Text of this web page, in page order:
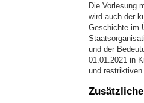
Die Vorlesung
wird auch der
Geschichte im
und der
01.01.2021 in
und restriktiven